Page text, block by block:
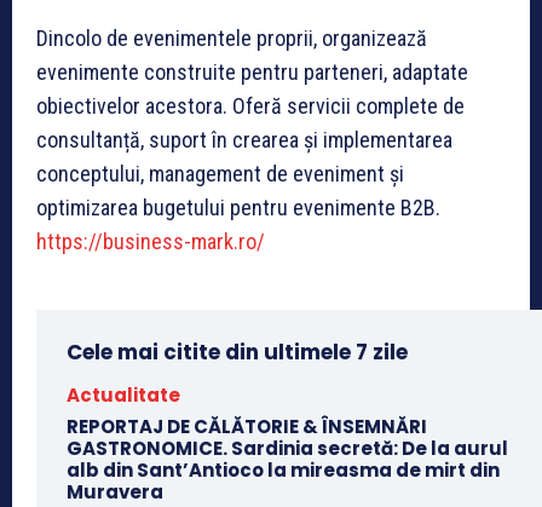
Dincolo de evenimentele proprii, organizează
evenimente construite pentru parteneri, adaptate
obiectivelor acestora. Oferă servicii complete de
consultanță, suport în crearea și implementarea
conceptului, management de eveniment și
optimizarea bugetului pentru evenimente B2B.
https://business-mark.ro/
Cele mai citite din ultimele 7 zile
Actualitate
REPORTAJ DE CĂLĂTORIE & ÎNSEMNĂRI
GASTRONOMICE. Sardinia secretă: De la aurul
alb din Sant’Antioco la mireasma de mirt din
Muravera